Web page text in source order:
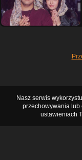
Nasz serwis
przechowywania lub
ustawieniach